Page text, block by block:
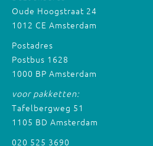
Oude Hoogstraat 24
1012 CE Amsterdam
Postadres
Postbus 1628
1000 BP Amsterdam
voor pakketten:
Tafelbergweg 51
1105 BD Amsterdam
020 525 3690